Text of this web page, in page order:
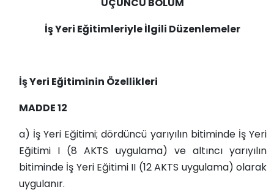
İş Yeri Eğitimleriyle İlgili Düzenlemeler
İş Yeri Eğitiminin Özellikleri
MADDE 12
a) İş Yeri Eğitimi; dördüncü yarıyılın bitiminde İş Yeri
Eğitimi I (8 AKTS uygulama) ve altıncı yarıyılın
bitiminde İş Yeri Eğitimi II (12 AKTS uygulama) olarak
uygulanır.